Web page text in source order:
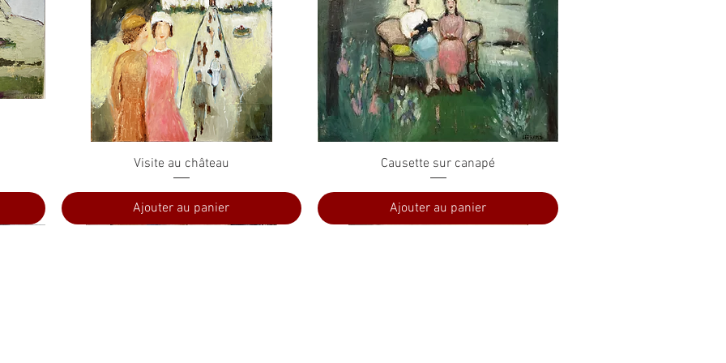
Aperçu rapide
Visite au château
Ajouter au panier
Aperçu rapide
Causette sur canapé
Ajouter au panier